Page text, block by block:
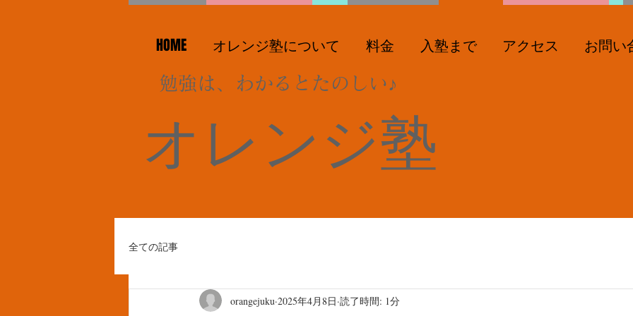
HOME オレンジ塾について 料金 入塾まで アクセス お問い
勉強は、わかるとたのしい♪
オレンジ塾
全ての記事
orangejuku 2025年4月8日 読了時間: 1分